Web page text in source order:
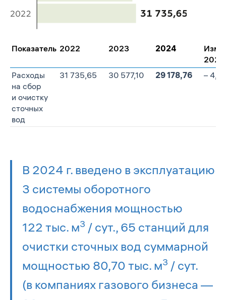
Показатель 2022 2023 2024
Расходы
на сбор
и очистку
сточных
вод
31 735,65 30 577,10 29 178,76 – 4,6
В 2024 г. введено в эксплуатацию
3 системы оборотного
водоснабжения мощностью
122 тыс. м3 / сут., 65 станций для
очистки сточных вод суммарной
мощностью 80,70 тыс. м3 / сут.
(в компаниях газового бизнеса —